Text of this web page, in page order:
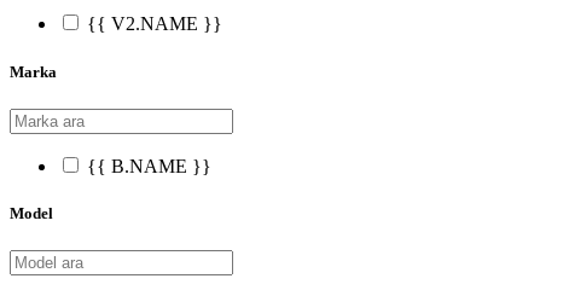
{{ V2.NAME }}
Marka
{{ B.NAME }}
Model